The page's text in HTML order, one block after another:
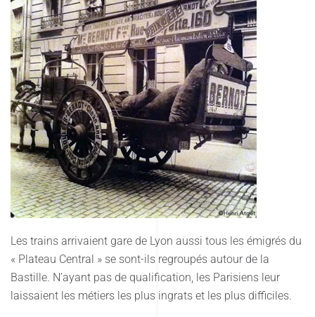
Les trains arrivaient gare de Lyon aussi tous les émigrés du
« Plateau Central » se sont-ils regroupés autour de la
Bastille. N’ayant pas de qualification, les Parisiens leur
laissaient les métiers les plus ingrats et les plus difficiles.